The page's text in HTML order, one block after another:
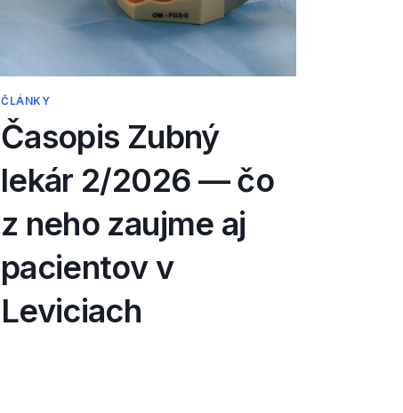
ČLÁNKY
Časopis Zubný
lekár 2/2026 — čo
z neho zaujme aj
pacientov v
Leviciach